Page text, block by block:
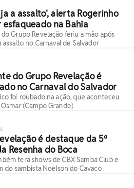
a assalto', alerta Rogerinho
esfaqueado na Bahia
Grupo Revelação feriu a mão após
assalto no Carnaval de Salvador
do Grupo Revelação é
no Carnaval do Salvador
foi roubado na ação, que aconteceu
(Campo Grande)
é destaque da 5ª
Resenha do Boca
terá shows de CBX Samba Club e
do sambista Noelson do Cavaco